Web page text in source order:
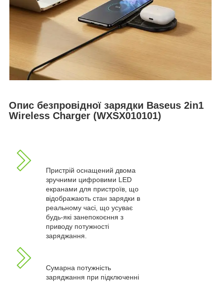
Опис безпровідної зарядки Baseus 2in1
Wireless Charger (WXSX010101)
Пристрій оснащений двома
зручними цифровими LED
екранами для пристроїв, що
відображають стан зарядки в
реальному часі, що усуває
будь-які занепокоєння з
приводу потужності
заряджання.
Сумарна потужність
заряджання при підключенні